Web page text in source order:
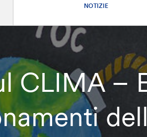
NOTIZIE
CLIMA –